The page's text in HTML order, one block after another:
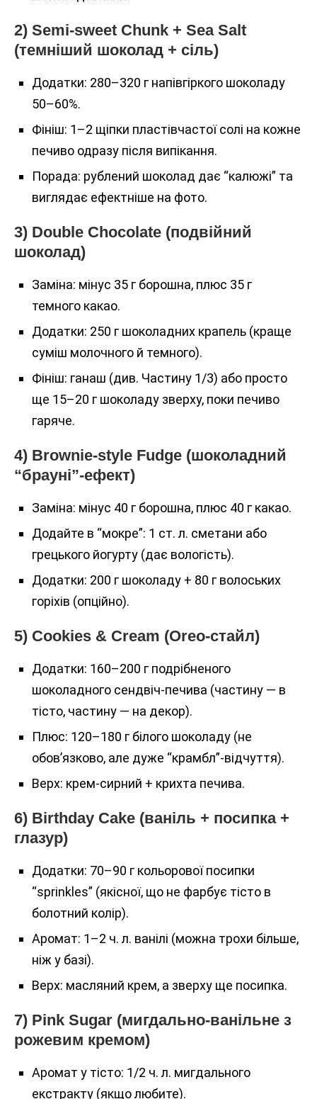
2) Semi-sweet Chunk + Sea Salt
(темніший шоколад + сіль)
Додатки: 280–320 г напівгіркого шоколаду
50–60%.
Фініш: 1–2 щіпки пластівчастої солі на кожне
печиво одразу після випікання.
Порада: рублений шоколад дає “калюжі” та
виглядає ефектніше на фото.
3) Double Chocolate (подвійний
шоколад)
Заміна: мінус 35 г борошна, плюс 35 г
темного какао.
Додатки: 250 г шоколадних крапель (краще
суміш молочного й темного).
Фініш: ганаш (див. Частину 1/3) або просто
ще 15–20 г шоколаду зверху, поки печиво
гаряче.
4) Brownie-style Fudge (шоколадний
“брауні”-ефект)
Заміна: мінус 40 г борошна, плюс 40 г какао.
Додайте в “мокре”: 1 ст. л. сметани або
грецького йогурту (дає вологість).
Додатки: 200 г шоколаду + 80 г волоських
горіхів (опційно).
5) Cookies & Cream (Oreo-стайл)
Додатки: 160–200 г подрібненого
шоколадного сендвіч-печива (частину — в
тісто, частину — на декор).
Плюс: 120–180 г білого шоколаду (не
обов’язково, але дуже “крамбл”-відчуття).
Верх: крем-сирний + крихта печива.
6) Birthday Cake (ваніль + посипка +
глазур)
Додатки: 70–90 г кольорової посипки
“sprinkles” (якісної, що не фарбує тісто в
болотний колір).
Аромат: 1–2 ч. л. ванілі (можна трохи більше,
ніж у базі).
Верх: масляний крем, а зверху ще посипка.
7) Pink Sugar (мигдально-ванільне з
рожевим кремом)
Аромат у тісто: 1/2 ч. л. мигдального
екстракту (якщо любите).